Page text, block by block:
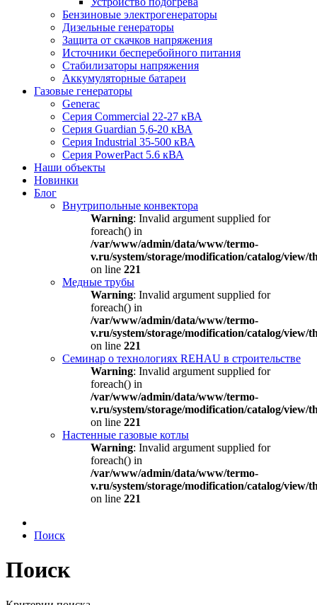
Бензиновые электрогенераторы
Дизельные генераторы
Защита от скачков напряжения
Источники бесперебойного питания
Стабилизаторы напряжения
Аккумуляторные батареи
Газовые генераторы
Generac
Серия Commercial 22-27 кВА
Серия Guardian 5,6-20 кВА
Серия Industrial 35-500 кВА
Серия PowerPact 5.6 кВА
Наши объекты
Новинки
Блог
Внутрипольные конвектора
Warning: Invalid argument supplied for
foreach() in
/var/www/admin/data/www/termo-
v.ru/system/storage/modification/catalog/view/
on line 221
Медные трубы
Warning: Invalid argument supplied for
foreach() in
/var/www/admin/data/www/termo-
v.ru/system/storage/modification/catalog/view/
on line 221
Семинар о технологиях REHAU в строительстве
Warning: Invalid argument supplied for
foreach() in
/var/www/admin/data/www/termo-
v.ru/system/storage/modification/catalog/view/
on line 221
Настенные газовые котлы
Warning: Invalid argument supplied for
foreach() in
/var/www/admin/data/www/termo-
v.ru/system/storage/modification/catalog/view/
on line 221
Поиск
Поиск